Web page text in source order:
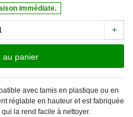
immédiate.
+
au panier
avec tamis en plastique ou en
réglable en hauteur et est fabriquée
la rend facile à nettoyer.